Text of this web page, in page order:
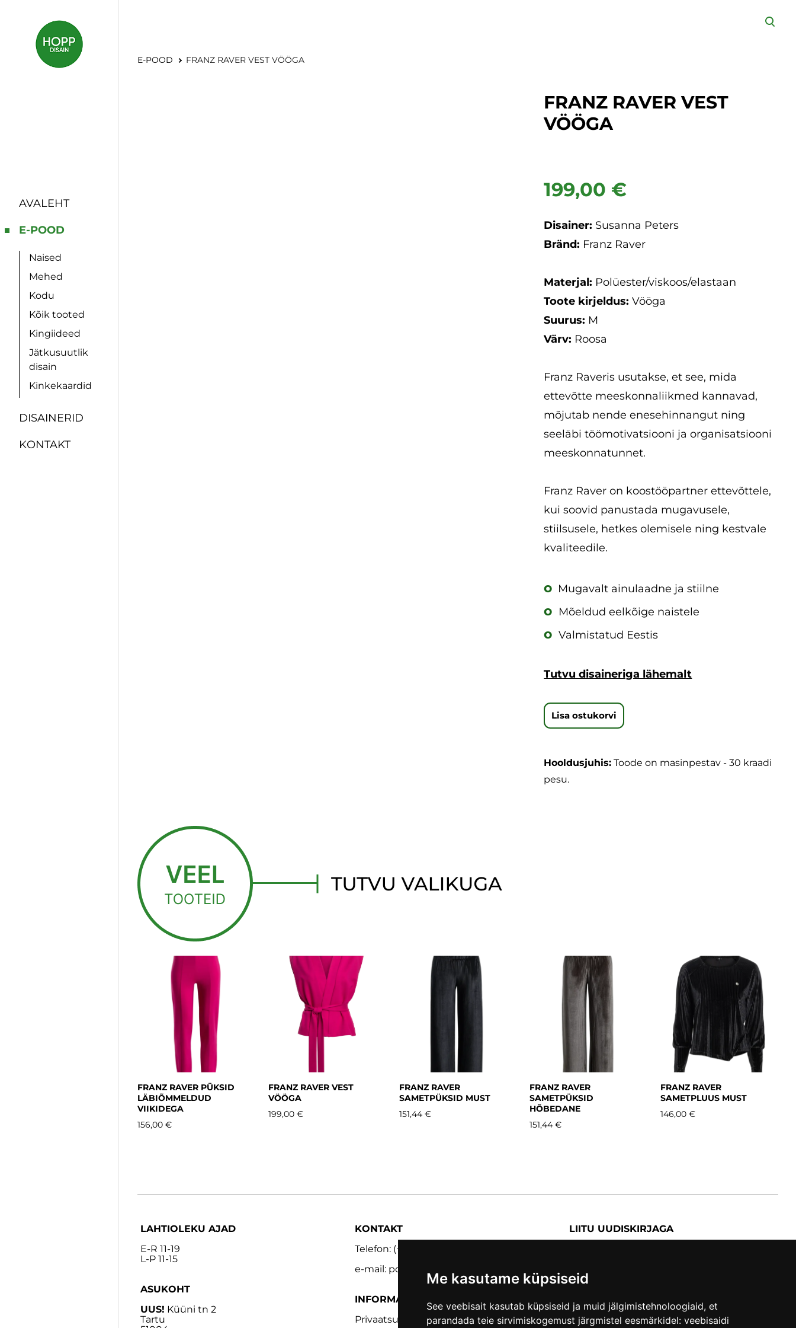
Me kasutame küpsiseid
See veebisait kasutab küpsiseid ja muid jälgimistehnoloogiaid, et
parandada teie sirvimiskogemust järgmistel eesmärkidel: veebisaidi
AVALEHT
E-POOD
Naised
Mehed
Kodu
Kõik tooted
Kingiideed
Jätkusuutlik
disain
Kinkekaardid
DISAINERID
KONTAKT
E-POOD FRANZ RAVER VEST VÖÖGA
FRANZ RAVER VEST
VÖÖGA
199,00 €
Disainer: Susanna Peters
Bränd: Franz Raver
Materjal: Polüester/viskoos/elastaan
Toote kirjeldus:Vööga
Suurus: M
Värv: Roosa
Franz Raveris usutakse, et see, mida
ettevõtte meeskonnaliikmed kannavad,
mõjutab nende enesehinnangut ning
seeläbi töömotivatsiooni ja organisatsiooni
meeskonnatunnet.
Franz Raver on koostööpartner ettevõttele,
kui soovid panustada mugavusele,
stiilsusele, hetkes olemisele ning kestvale
kvaliteedile.
o Mugavalt ainulaadne ja stiilne
o Mõeldud eelkõige naistele
o Valmistatud Eestis
Tutvu disaineriga lähemalt
Lisa ostukorvi
Hooldusjuhis: Toode on masinpestav - 30 kraadi
pesu.
FRANZ RAVER PÜKSID
LÄBIÕMMELDUD
VIIKIDEGA
156,00 €
FRANZ RAVER VEST
VÖÖGA
199,00 €
FRANZ RAVER
SAMETPÜKSID MUST
151,44 €
FRANZ RAVER
SAMETPÜKSID
HÕBEDANE
151,44 €
FRANZ RAVER
SAMETPLUUS MUST
146,00 €
LAHTIOLEKU AJAD
E-R 11-19
L-P 11-15
ASUKOHT
UUS! Küüni tn 2
Tartu
KONTAKT
Telefon: (+372) 5302 9848
e-mail: pood@lmk.ee
INFORMATSIOON
Privaatsuspoliitika
LIITU UUDISKIRJAGA